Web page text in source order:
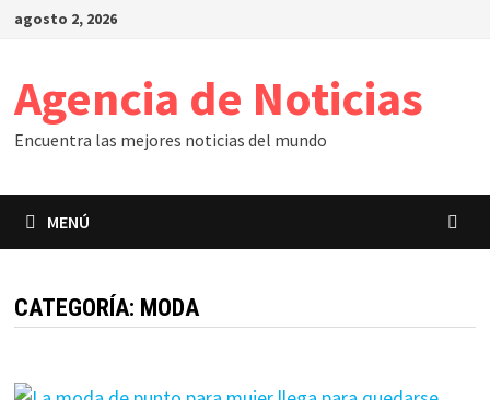
Saltar
agosto 2, 2026
Agencia de Noticias
Encuentra las mejores noticias del mundo
MENÚ
CATEGORÍA: MODA